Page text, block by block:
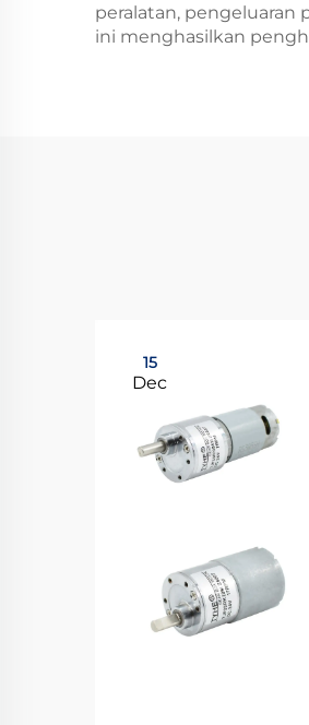
peralatan,
ini menghasilkan
15
Dec